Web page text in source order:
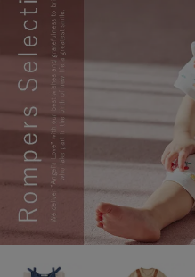
ベビートップス
ベビー アウター
ベビー セットアップ
スタイ・よだれかけ（新生児・ベビ
ベビー帽子（新生児・乳児）
新生児スリーパー・ベビーパジャマ
ベビーおもちゃ
メモリアルグッズ
授乳・調乳・お食事
哺乳瓶
赤ちゃん 洗剤・洗濯用品・お掃除
赤ちゃん お風呂・ベビースキンケア
おむつ関連グッズ
【素材別】ベビーロンパース特集
袴ロンパース特集
【アウトレット】ベビー
接触冷感素材
Tシャツブラ
ブラトップ
親子セット
快適機能ウェア特集 トップス
快適機能ウェア特集 ボトムス
快適機能ウェア特集 パジャマ